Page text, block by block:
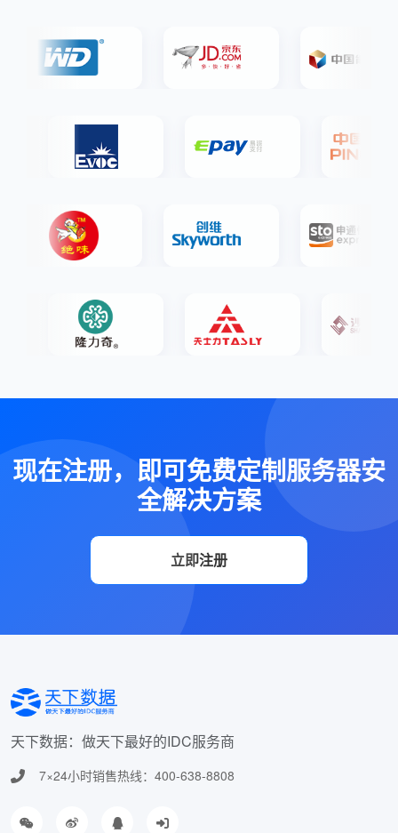
现在注册，即可免费定制服务器安
全解决方案
立即注册
天下数据：做天下最好的IDC服务商
7×24小时销售热线：400-638-8808